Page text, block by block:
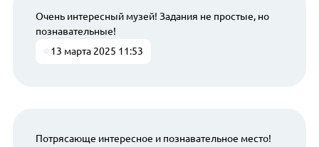
Очень интересный музей! Задания не простые, но
познавательные!
13 марта 2025 11:53
Потрясающе интересное и познавательное место!